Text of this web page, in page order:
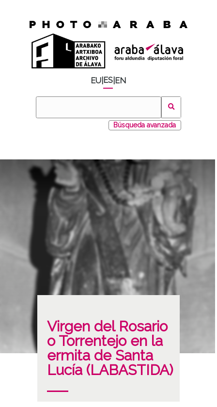
EU ES EN
Búsqueda avanzada
Virgen del Rosario
o Torrentejo en la
ermita de Santa
Lucía (LABASTIDA)